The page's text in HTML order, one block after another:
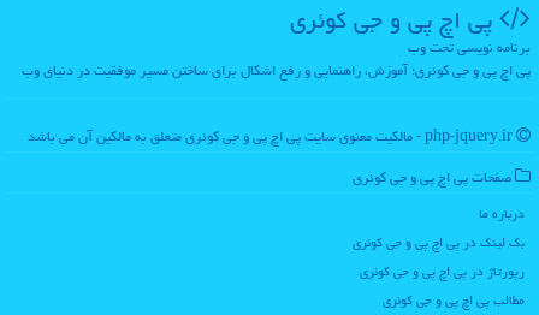
پی اچ پی و جی كوئری
برنامه نویسی تحت وب
پی اچ پی و جی کوئری؛ آموزش، راهنمایی و رفع اشکال برای ساختن مسیر موفقیت در دنیای وب
صفحات پی اچ پی و جی كوئری
درباره ما
بک لینک در پی اچ پی و جی كوئری
رپورتاژ در پی اچ پی و جی كوئری
مطالب پی اچ پی و جی كوئری